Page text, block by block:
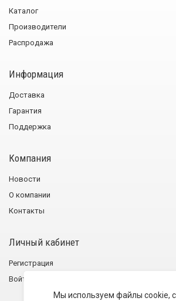
Каталог
Производители
Распродажа
Информация
Доставка
Гарантия
Поддержка
Компания
Новости
О компании
Контакты
Личный кабинет
Регистрация
Войти
Мы используем файлы cookie,